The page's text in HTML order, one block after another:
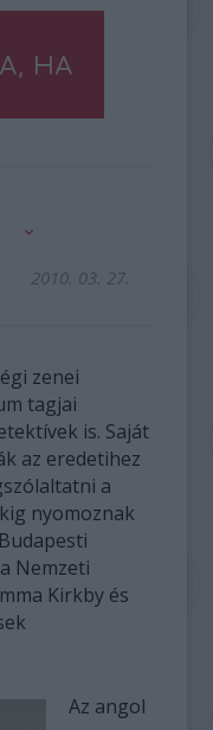
HA
2010. 03. 27.
zenei
tagjai
is. Saját
az eredetihez
a
nyomoznak
Nemzeti
Kirkby és
Az angol